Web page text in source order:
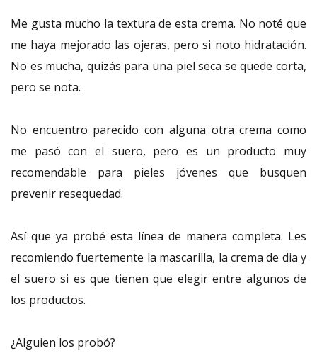
Me gusta mucho la textura de esta crema. No noté que
me haya mejorado las ojeras, pero si noto hidratación.
No es mucha, quizás para una piel seca se quede corta,
pero se nota.
No encuentro parecido con alguna otra crema como
me pasó con el suero, pero es un producto muy
recomendable para pieles jóvenes que busquen
prevenir resequedad.
Así que ya probé esta línea de manera completa. Les
recomiendo fuertemente la mascarilla, la crema de dia y
el suero si es que tienen que elegir entre algunos de
los productos.
¿Alguien los probó?